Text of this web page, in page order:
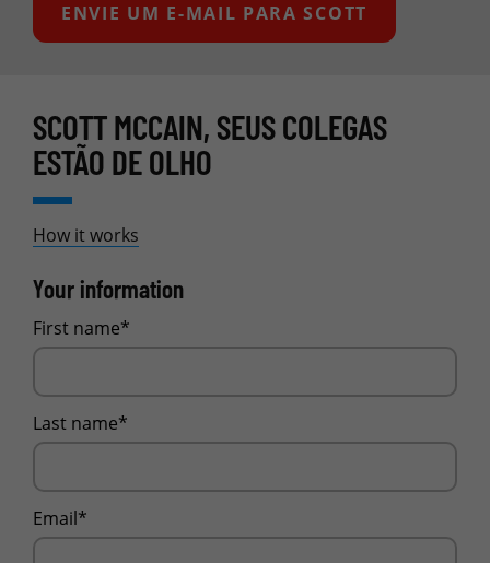
ENVIE UM E-MAIL PARA SCOTT
SCOTT MCCAIN, SEUS COLEGAS
ESTÃO DE OLHO
How it works
Your information
First name*
Last name*
Email*